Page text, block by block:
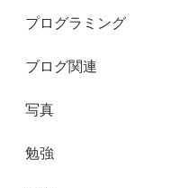
プログラミング
ブログ関連
写真
勉強